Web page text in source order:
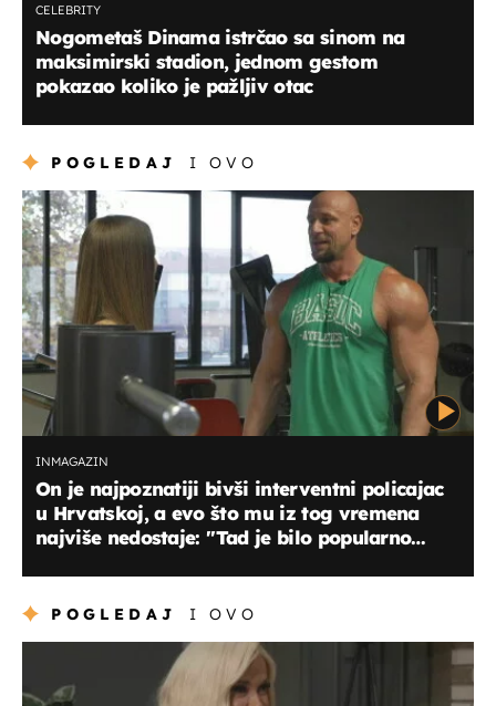
CELEBRITY
Nogometaš Dinama istrčao sa sinom na
maksimirski stadion, jednom gestom
pokazao koliko je pažljiv otac
POGLEDAJ I OVO
INMAGAZIN
On je najpoznatiji bivši interventni policajac
u Hrvatskoj, a evo što mu iz tog vremena
najviše nedostaje: ''Tad je bilo popularno
POGLEDAJ I OVO